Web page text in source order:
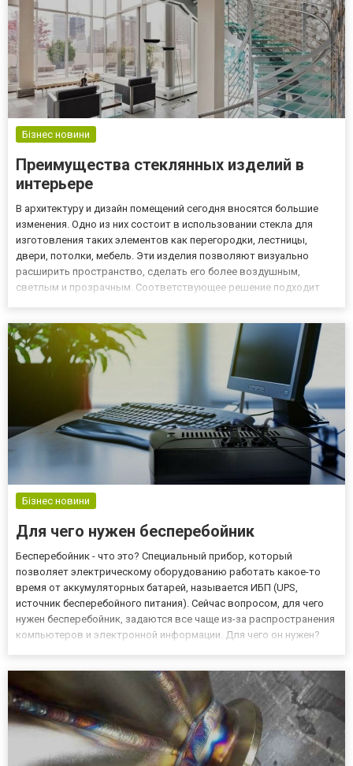
Бізнес новини
Преимущества стеклянных изделий в
интерьере
В архитектуру и дизайн помещений сегодня вносятся большие
изменения. Одно из них состоит в использовании стекла для
изготовления таких элементов как перегородки, лестницы,
двери, потолки, мебель. Эти изделия позволяют визуально
расширить пространство, сделать его более воздушным,
светлым и прозрачным. Соответствующее решение подходит
востребован...
Бізнес новини
Для чего нужен бесперебойник
Бесперебойник - что это? Специальный прибор, который
позволяет электрическому оборудованию работать какое-то
время от аккумуляторных батарей, называется ИБП (UPS,
источник бесперебойного питания). Сейчас вопросом, для чего
нужен бесперебойник, задаются все чаще из-за распространения
компьютеров и электронной информации. Для чего он нужен?